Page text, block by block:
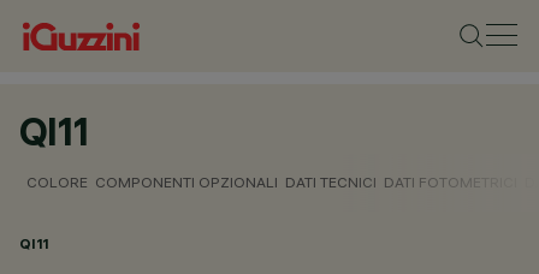
QI11
COLORE COMPONENTI OPZIONALI DATI TECNICI DATI FOTOMETRICI
QI11